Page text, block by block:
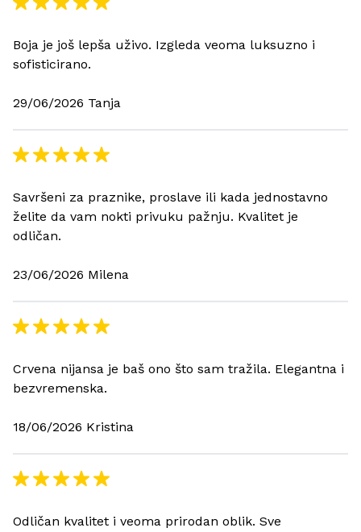
Boja je još lepša uživo. Izgleda veoma luksuzno i
sofisticirano.
29/06/2026 Tanja
Savršeni za praznike, proslave ili kada jednostavno
želite da vam nokti privuku pažnju. Kvalitet je
odličan.
23/06/2026 Milena
Crvena nijansa je baš ono što sam tražila. Elegantna i
bezvremenska.
18/06/2026 Kristina
Odličan kvalitet i veoma prirodan oblik. Sve